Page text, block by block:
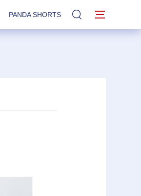
PANDA SHORTS 站内搜索